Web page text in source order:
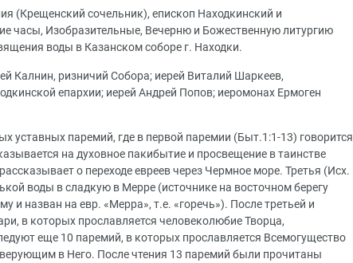
(Крещенский сочельник), епископ Находкинский и
часы, Изобразительные, Вечерню и Божественную литургию
воды в Казанском соборе г. Находки.
Калнин, ризничий Собора; иерей Виталий Шаркеев,
епархии; иерей Андрей Попов; иеромонах Ермоген
уставных паремий, где в первой паремии (Быт.1:1-13) говорится
на духовное пакибытие и просвещение в таинстве
о переходе евреев через Чермное море. Третья (Исх.
воды в сладкую в Мерре (источнике на восточном берегу
и назван на евр. «Мерра», т.е. «горечь»). После третьей и
в которых прославляется человеколюбие Творца,
еще 10 паремий, в которых прославляется Всемогущество
в Него. После чтения 13 паремий были прочитаны